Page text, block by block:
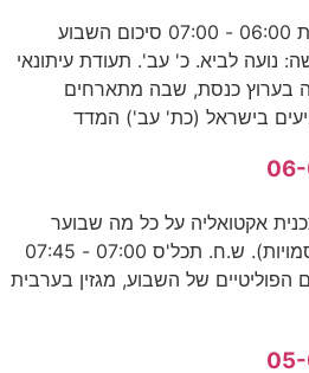
סיכום השבוע הפוליטי ברוסית 06:00 - 07:00 סיכום השבוע
נועה לביא. כ' עב'. תעודת עיתונאי
חדשה בערוץ כנסת, שבה מתארחים
בישראל (כת' עב') המדד
לבן 06:00 - 07:00 תכנית אקטואליה על כל מה שבוער
בפוליטיקה הישראלית (כת' סמויות). ש.ח. תכל'ס 07:00 - 07:45
של השבוע, מגזין בערבית